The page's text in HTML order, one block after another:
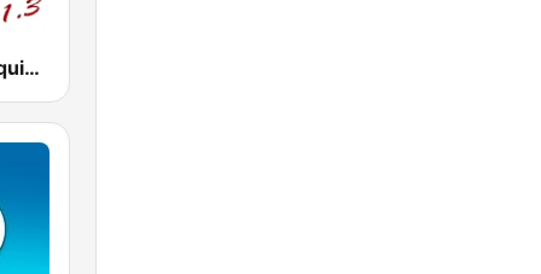
Radio El Conquistador